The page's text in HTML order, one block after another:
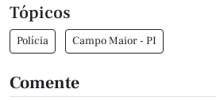
Tópicos
Polícia Campo Maior - PI
Comente